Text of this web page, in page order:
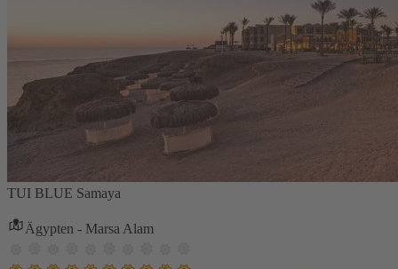
TUI BLUE Samaya
Ägypten - Marsa Alam